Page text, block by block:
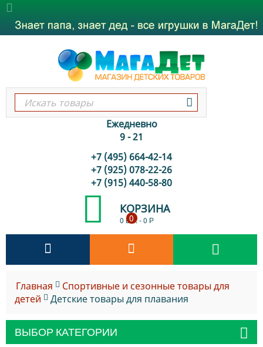
Ежедневно
9 - 21
+7 (495) 664-42-14
+7 (925) 078-22-26
+7 (915) 440-58-80
КОРЗИНА
0 шт.-0 Р
0
Главная
Спортивные и сезонные товары для
детей
Детские товары для плавания
ВЫБОР КАТЕГОРИИ